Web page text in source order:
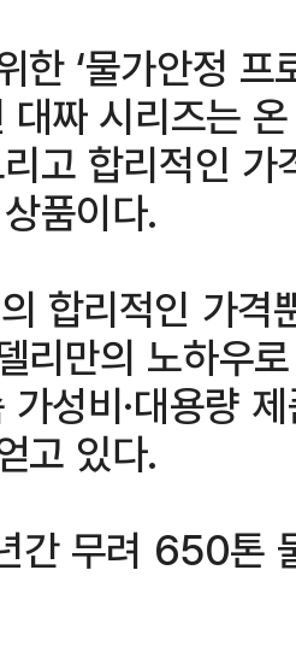
한 ‘물가안정
짜 시리즈는
고 합리적인
품이다.
합리적인 가
리만의 노하우
성비·대용량
고 있다.
간 무려 650톤